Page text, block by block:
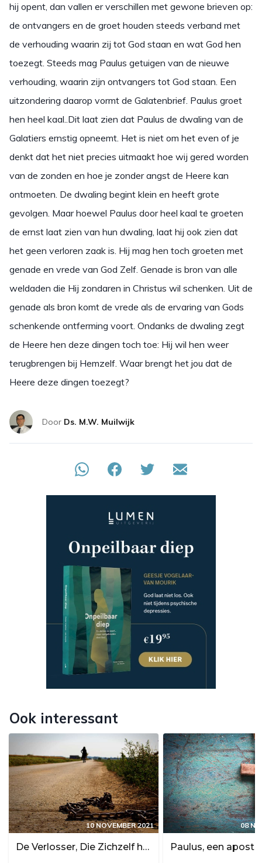
hij opent, dan vallen er verschillen met gewone brieven op:
de ontvangers en de groet houden steeds verband met
de verhouding waarin zij tot God staan en wat God hen
toezegt. Steeds mag Paulus getuigen van de nieuwe
verhouding, waarin zijn ontvangers tot God staan. Een
uitzondering daarop vormt de Galatenbrief. Paulus groet
hen heel kaal..Dit laat zien dat Paulus de dwaling van de
Galatiers ernstig opneemt. Het is niet om het even of je
denkt dat het niet precies uitmaakt hoe wij gered worden
van de zonden en hoe je zonder angst de Heere kan
ontmoeten. De dwaling begint klein en heeft grote
gevolgen. Maar hoewel Paulus door heel kaal te groeten
de ernst laat zien van hun dwaling, laat hij ook zien dat
het geen verloren zaak is. Hij mag hen toch groeten met
genade en vrede van God Zelf. Genade is bron van alle
weldaden die Hij zondaren in Christus wil schenken. Uit de
genade als bron komt de vrede als de ervaring van Gods
schenkende ontferming voort. Ondanks de dwaling zegt
de Heere hen deze dingen toch toe: Hij wil hen weer
terugbrengen bij Hemzelf. Waar brengt het jou dat de
Heere deze dingen toezegt?
Door Ds. M.W. Muilwijk
Ook interessant
10 NOVEMBER 2021
De Verlosser, Die Zichzelf heeft gegeven
08